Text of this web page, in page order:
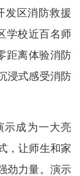
发区消防救援
学校近百名师
距离体验消防
浸式感受消防
示成为一大亮
，让师生和家
劲力量。演示